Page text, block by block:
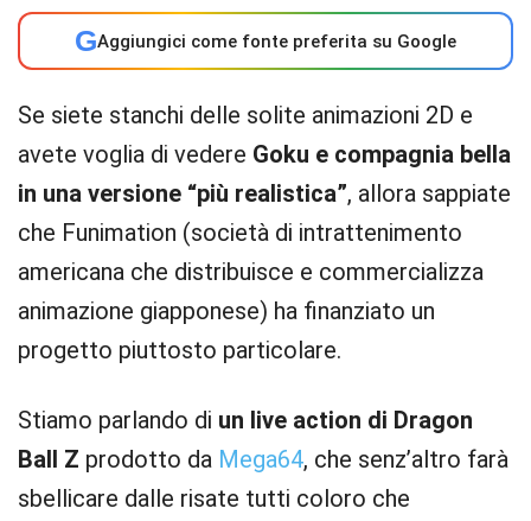
GAggiungici come fonte preferita su Google
Se siete stanchi delle solite animazioni 2D e
avete voglia di vedere Goku e compagnia bella
in una versione “più realistica”, allora sappiate
che Funimation (società di intrattenimento
americana che distribuisce e commercializza
animazione giapponese) ha finanziato un
progetto piuttosto particolare.
Stiamo parlando di un live action di Dragon
Ball Z prodotto da Mega64, che senz’altro farà
sbellicare dalle risate tutti coloro che